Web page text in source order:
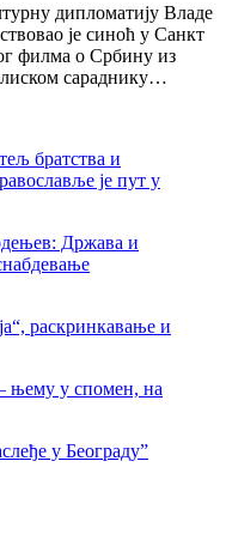
дипломатију Владе
је синоћ у Санкт
филма о Србину из
сараднику…
братства и
је пут у
Држава и
раскринкавање и
њему у спомен, на
у Београду”